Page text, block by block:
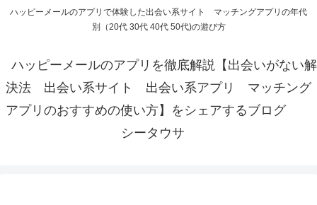
ハッピーメールのアプリで体験した出会い系サイト マッチングアプリの年代
別（20代 30代 40代 50代)の遊び方
ハッピーメールのアプリを徹底解説【出会いがない解
決法 出会い系サイト 出会い系アプリ マッチング
アプリのおすすめの使い方】をシェアするブログ
シータウサ